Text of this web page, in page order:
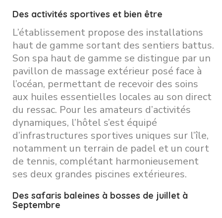
Des activités sportives et bien être
L’établissement propose des installations
haut de gamme sortant des sentiers battus.
Son spa haut de gamme se distingue par un
pavillon de massage extérieur posé face à
l’océan, permettant de recevoir des soins
aux huiles essentielles locales au son direct
du ressac. Pour les amateurs d’activités
dynamiques, l’hôtel s’est équipé
d’infrastructures sportives uniques sur l’île,
notamment un terrain de padel et un court
de tennis, complétant harmonieusement
ses deux grandes piscines extérieures.
Des safaris baleines à bosses de juillet à
Septembre